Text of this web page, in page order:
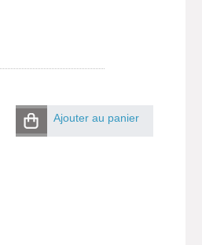
Ajouter au panier